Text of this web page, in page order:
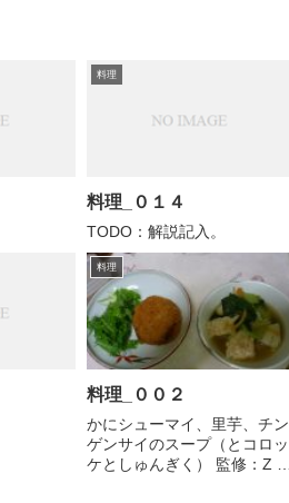
料理
料理_０１４
TODO：解説記入。
料理
料理_００２
かにシューマイ、里芋、チン
ゲンサイのスープ（とコロッ
ケとしゅんぎく） 監修：Z 指